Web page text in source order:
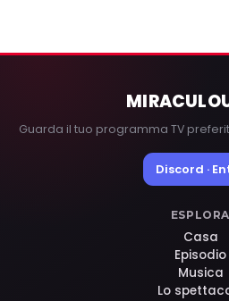
Guarda il tuo programma TV
Discord ·
ESPLORA
Casa
Episodio
Musica
Lo